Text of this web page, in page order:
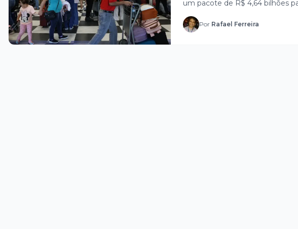
Uberaba
um pacote de R$ 4,64 bilhões
Por Rafael Ferreira